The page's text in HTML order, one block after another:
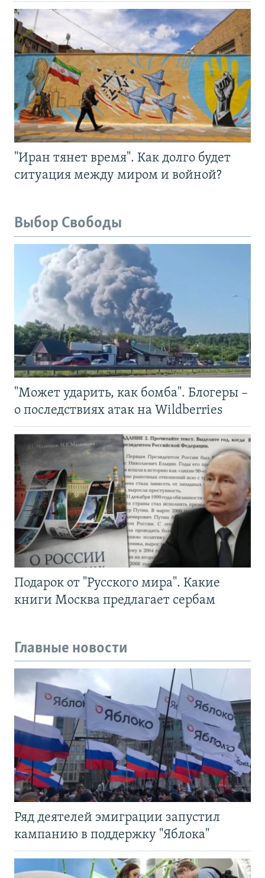
"Иран тянет время". Как долго будет
ситуация между миром и войной?
Выбор Свободы
"Может ударить, как бомба". Блогеры –
о последствиях атак на Wildberries
Подарок от "Русского мира". Какие
книги Москва предлагает сербам
Главные новости
Ряд деятелей эмиграции запустил
кампанию в поддержку "Яблока"